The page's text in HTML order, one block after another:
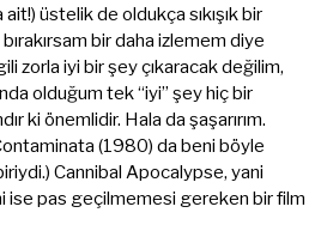
ait!) üstelik de oldukça sıkışık bir
bir daha izlemem diye
zorla iyi bir şey çıkaracak değilim,
olduğum tek “iyi” şey hiç bir
ki önemlidir. Hala da şaşarırım.
(1980) da beni böyle
Cannibal Apocalypse, yani
ise pas geçilmemesi gereken bir film